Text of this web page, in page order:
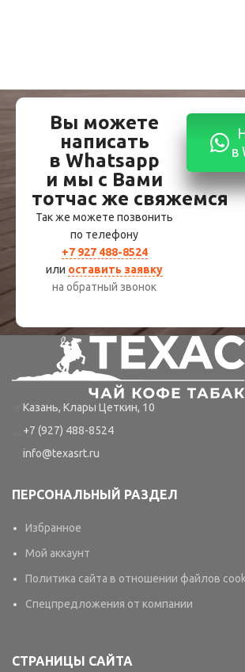
Вы можете
написать
в Whatsapp
и мы с Вами
тотчас же свяжемся
Так же можете позвонить
по телефону
+7 927 488-8524
или оставить заявку
на обратный звонок
в
Казань, Клары Цеткин, 10
+7 (927) 488-8524
info@texasrt.ru
ПЕРСОНАЛЬНЫЙ РАЗДЕЛ
Избранное
Мой аккаунт
Политика сайта в отношении файлов
Спецпредложения от компании
СТРАНИЦЫ САЙТА